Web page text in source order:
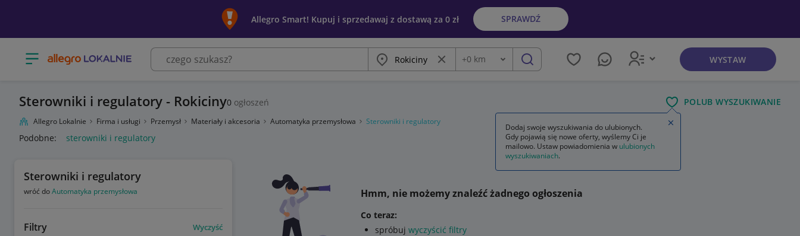
Allegro Smart! Kupuj i sprzedawaj z dostawą za 0 zł SPRAWDŹ
Otwórz menu z kategoriami Miasto Wyczyść frazę
Odległość
+0 km szukaj WYSTAW
Sterowniki i regulatory - Rokiciny0 ogłoszeń POLUB WYSZUKIWANIE
Allegro Lokalnie Firma i usługi Przemysł Materiały i akcesoria Automatyka przemysłowa Sterowniki i regulatory
Podobne: sterowniki i regulatory
Sterowniki i regulatory
wróć doAutomatyka przemysłowa
Filtry Wyczyść
Hmm, nie możemy znaleźć żadnego ogłoszenia
Co teraz:
spróbuj wyczyścić filtry
Dodaj swoje wyszukiwania do ulubionych.
Gdy pojawią się nowe oferty, wyślemy Ci je
mailowo. Ustaw powiadomienia w ulubionych
wyszukiwaniach.
Zamknij wskazówkę